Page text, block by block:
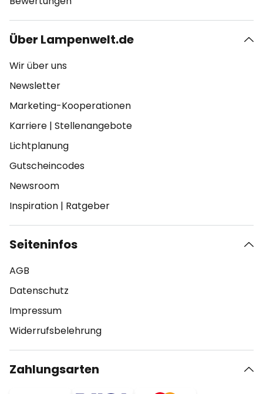
Über Lampenwelt.de
Wir über uns
Newsletter
Marketing-Kooperationen
Karriere | Stellenangebote
Lichtplanung
Gutscheincodes
Newsroom
Inspiration | Ratgeber
Seiteninfos
AGB
Datenschutz
Impressum
Widerrufsbelehrung
Zahlungsarten